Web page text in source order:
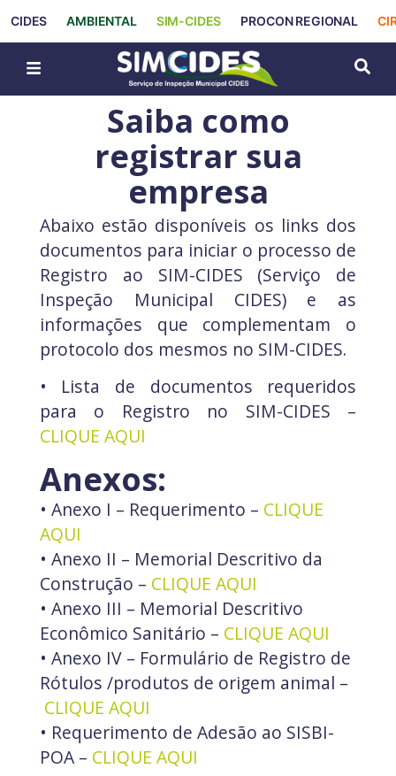
CIDES AMBIENTAL SIM-CIDES PROCON REGIONAL
Saiba como
registrar sua
empresa
Abaixo estão disponíveis os links dos
documentos para iniciar o processo de
Registro ao SIM-CIDES (Serviço de
Inspeção Municipal CIDES) e as
informações que complementam o
protocolo dos mesmos no SIM-CIDES.
• Lista de documentos requeridos
para o Registro no SIM-CIDES –
CLIQUE AQUI
Anexos:
• Anexo I – Requerimento – CLIQUE
AQUI
• Anexo II – Memorial Descritivo da
Construção – CLIQUE AQUI
• Anexo III – Memorial Descritivo
Econômico Sanitário – CLIQUE AQUI
• Anexo IV – Formulário de Registro de
Rótulos /produtos de origem animal –
CLIQUE AQUI
• Requerimento de Adesão ao SISBI-
POA – CLIQUE AQUI